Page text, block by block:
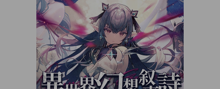
への旅へ繰り出そう・・・
・ショップで艦隊のグッズを揃えておきましょう。
・オンラインランキングで惑星上のトップキャプテンと対決し
ましょう。
・司令官としての気質が君には備わっているか・・・ その実力
を証明しよう!